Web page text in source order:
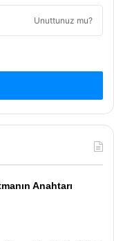
Unuttunuz mu?
Anahtarı